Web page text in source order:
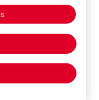
conclusiones
2026
La